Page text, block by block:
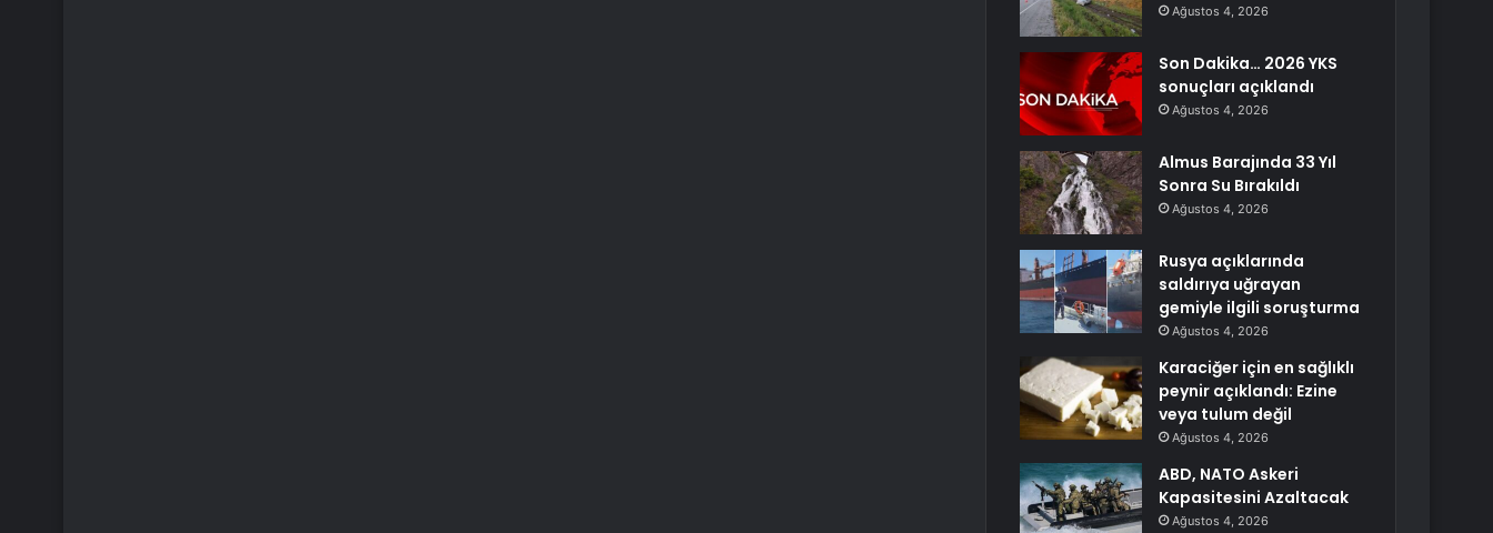
Ağustos 4, 2026
Son Dakika… 2026 YKS
sonuçları açıklandı
Ağustos 4, 2026
Almus Barajında 33 Yıl
Sonra Su Bırakıldı
Ağustos 4, 2026
Rusya açıklarında
saldırıya uğrayan
gemiyle ilgili soruşturma
Ağustos 4, 2026
Karaciğer için en sağlıklı
peynir açıklandı: Ezine
veya tulum değil
Ağustos 4, 2026
ABD, NATO Askeri
Kapasitesini Azaltacak
Ağustos 4, 2026